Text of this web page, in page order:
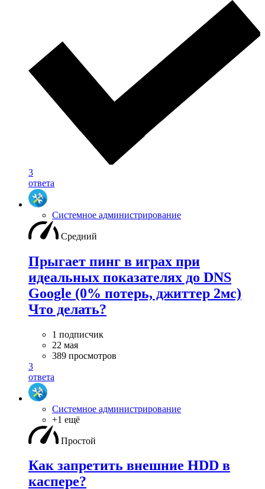
3
ответа
Системное администрирование
Средний
Прыгает пинг в играх при
идеальных показателях до DNS
Google (0% потерь, джиттер 2мс)
Что делать?
1 подписчик
22 мая
389 просмотров
3
ответа
Системное администрирование
+1 ещё
Простой
Как запретить внешние HDD в
каспере?